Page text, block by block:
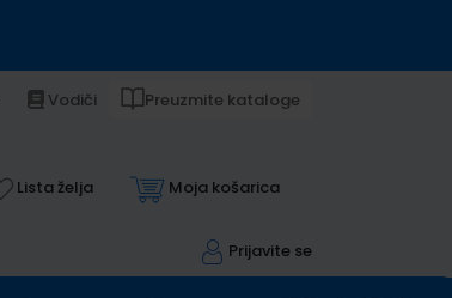
Vodiči Preuzmite kataloge
Lista želja Moja košarica
Prijavite se